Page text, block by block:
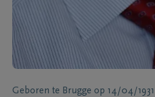
Geboren te Brugge op 14/04/1931